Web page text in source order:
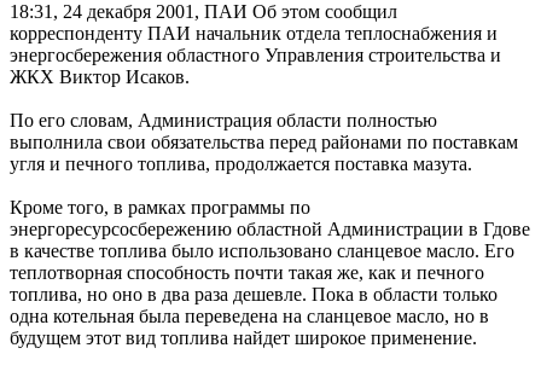
18:31, 24 декабря 2001, ПАИ Об этом сообщил
корреспонденту ПАИ начальник отдела теплоснабжения и
энергосбережения областного Управления строительства и
ЖКХ Виктор Исаков.
По его словам, Администрация области полностью
выполнила свои обязательства перед районами по поставкам
угля и печного топлива, продолжается поставка мазута.
Кроме того, в рамках программы по
энергоресурсосбережению областной Администрации в Гдове
в качестве топлива было использовано сланцевое масло. Его
теплотворная способность почти такая же, как и печного
топлива, но оно в два раза дешевле. Пока в области только
одна котельная была переведена на сланцевое масло, но в
будущем этот вид топлива найдет широкое применение.